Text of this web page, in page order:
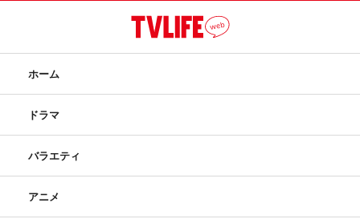
ホーム
ドラマ
バラエティ
アニメ